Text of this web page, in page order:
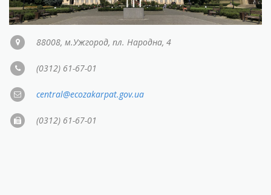
88008, м.Ужгород, пл. Народна, 4
(0312) 61-67-01
central@ecozakarpat.gov.ua
(0312) 61-67-01